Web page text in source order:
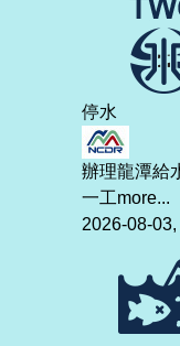
停水
辦理龍潭給
一工more...
2026-08-